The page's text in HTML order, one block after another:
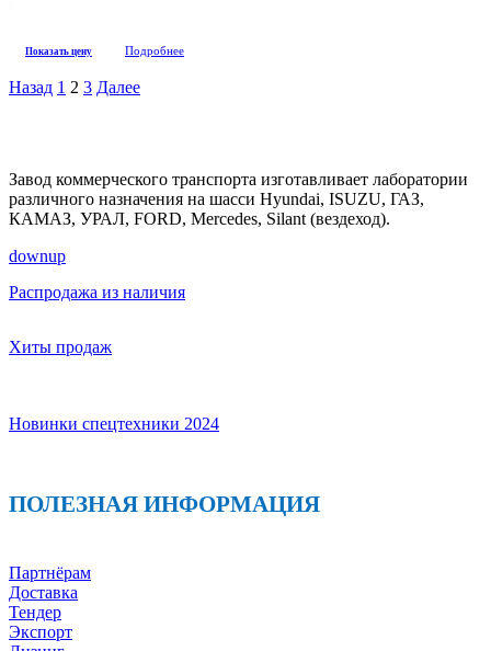
Показать цену Подробнее
Назад 1 2 3 Далее
Завод коммерческого транспорта изготавливает лаборатории
различного назначения на шасси Hyundai, ISUZU, ГАЗ,
КАМАЗ, УРАЛ, FORD, Mercedes, Silant (вездеход).
downup
Распродажа из наличия
Хиты продаж
Новинки спецтехники 2024
ПОЛЕЗНАЯ ИНФОРМАЦИЯ
Партнёрам
Доставка
Тендер
Экспорт